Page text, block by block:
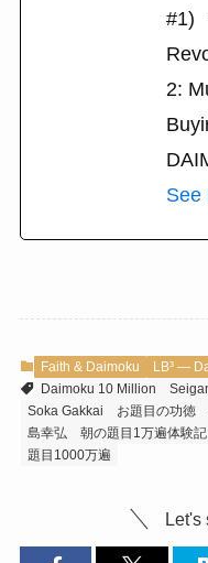
#1)
2:
See
Faith & Daimoku LB³ —
Daimoku 10 Million
Soka Gakkai
お題目の功徳
島幸弘
朝の題目1万遍体験記
題目1000万遍
Let's